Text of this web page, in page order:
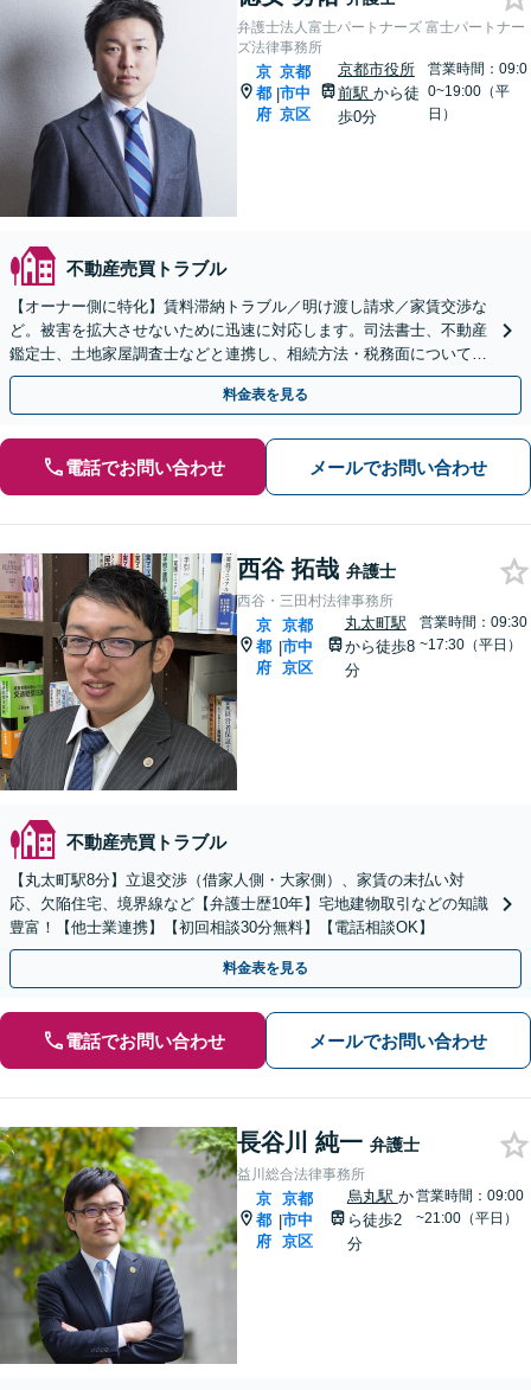
弁護士法人富士パートナーズ 富士パートナー
ズ法律事務所
京
都
府
|
京都
市中
京区
京都市役所
前駅 から徒
歩0分
営業時間：09:0
0~19:00（平
日）
不動産売買トラブル
【オーナー側に特化】賃料滞納トラブル／明け渡し請求／家賃交渉な
ど。被害を拡大させないために迅速に対応します。司法書士、不動産
鑑定士、土地家屋調査士などと連携し、相続方法・税務面についても
アドバイスできます。
料金表を見る
電話でお問い合わせ メールでお問い合わせ
西谷 拓哉 弁護士
西谷・三田村法律事務所
京
都
府
|
京都
市中
京区
丸太町駅
から徒歩8
分
営業時間：09:30
~17:30（平日）
不動産売買トラブル
【丸太町駅8分】立退交渉（借家人側・大家側）、家賃の未払い対
応、欠陥住宅、境界線など【弁護士歴10年】宅地建物取引などの知識
豊富！【他士業連携】【初回相談30分無料】【電話相談OK】
料金表を見る
電話でお問い合わせ メールでお問い合わせ
長谷川 純一 弁護士
益川総合法律事務所
京
都
府
|
京都
市中
京区
烏丸駅 か
ら徒歩2
分
営業時間：09:00
~21:00（平日）